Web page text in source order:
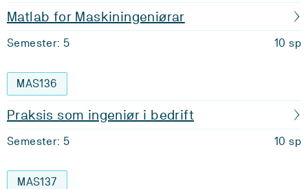
Matlab for Maskiningeniørar
Semester: 5 10 sp
MAS136
Praksis som ingeniør i bedrift
Semester: 5 10 sp
MAS137